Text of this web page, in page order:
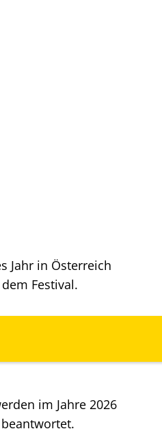
Jahr in Österreich
Festival.
im Jahre 2026